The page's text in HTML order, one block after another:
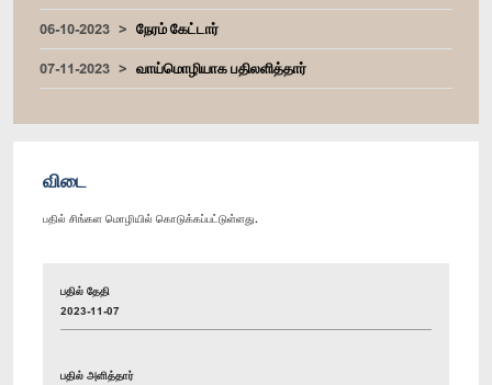
06-10-2023
நேரம் கேட்டார்
07-11-2023
வாய்மொழியாக பதிலளித்தார்
விடை
பதில் சிங்கள மொழியில் கொடுக்கப்பட்டுள்ளது.
பதில் தேதி
2023-11-07
பதில் அளித்தார்